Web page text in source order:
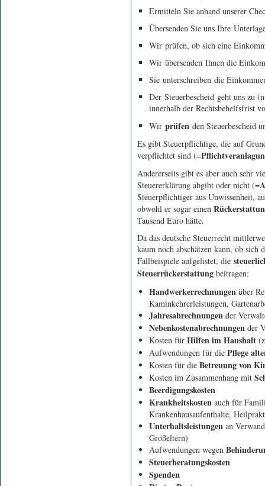
Ermitteln Sie anhand unserer
Übersenden Sie uns Ihre
Wir prüfen, ob sich eine
Wir übersenden Ihnen die
Sie unterschreiben die
Der Steuerbescheid geht uns zu
innerhalb der Rechtsbehelfsfrist
Wir prüfen den Steuerbescheid
Es gibt Steuerpflichtige, die auf
verpflichtet sind (=
Andererseits gibt es aber auch sehr
Steuererklärung abgibt oder nicht (=
Steuerpflichtiger aus Unwissenheit,
obwohl er sogar einen
Tausend Euro hätte.
Da das deutsche Steuerrecht
kaum noch abschätzen kann, ob
Fallbeispiele aufgelistet, die
Steuerrückerstattung beitragen:
Handwerkerrechnungen über
Kaminkehrerleistungen,
Jahresabrechnungen der
Nebenkostenabrechnungen der
Kosten für Hilfen im Haushalt
Aufwendungen für die Pflege
Kosten für die Betreuung von
Kosten im Zusammenhang mit
Beerdigungskosten
Krankheitskosten auch für
Krankenhausaufenthalte,
Unterhaltsleistungen an
Großeltern)
Aufwendungen wegen
Steuerberatungskosten
Spenden